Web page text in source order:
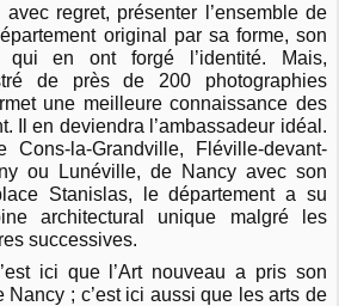
regret, présenter l’ensemble de
original par sa forme, son
en ont forgé l’identité. Mais,
de près de 200 photographies
une meilleure connaissance des
Il en deviendra l’ambassadeur idéal.
la-Grandville, Fléville-devant-
ou Lunéville, de Nancy avec son
Stanislas, le département a su
architectural unique malgré les
successives.
ici que l’Art nouveau a pris son
Nancy ; c’est ici aussi que les arts de